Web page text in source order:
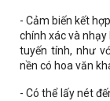
- Cảm biến kết hợp
chính xác và
tuyến tính, như
nền có hoa văn
- Có thể lấy nét